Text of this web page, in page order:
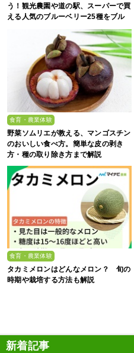
う！観光農園や道の駅、スーパーで買
える人気のブルーベリー25種をブル
ーベリー農家の息子が解説
食育・農業体験
野菜ソムリエが教える、マンゴスチン
のおいしい食べ方。簡単な皮の剥き
方・種の取り除き方まで解説
食育・農業体験
タカミメロンはどんなメロン？ 旬の
時期や栽培する方法も解説
新着記事